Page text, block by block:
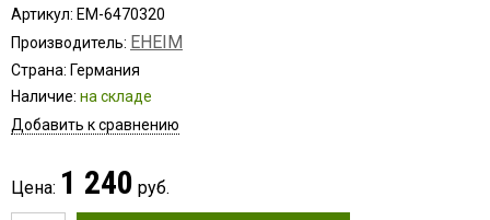
Артикул: EM-6470320
Производитель: EHEIM
Страна: Германия
Наличие: на складе
Добавить к сравнению
Цена: 1 240 руб.